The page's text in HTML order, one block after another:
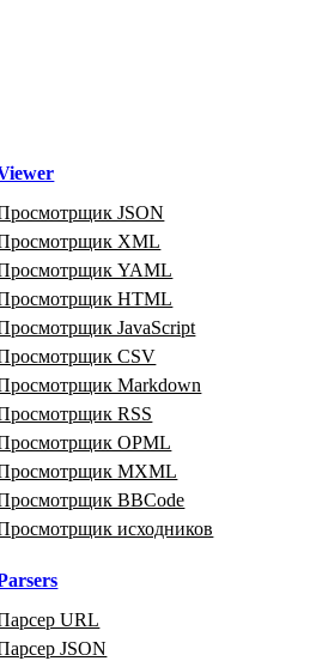
JSON
XML
YAML
HTML
JavaScript
CSV
Markdown
RSS
OPML
MXML
BBCode
исходников
URL
JSON